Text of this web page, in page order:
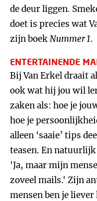
de deur liggen.
doet is precies wat
zijn boekNummer 1.
ENTERTAINENDE
Bij Van Erkel draait
ook wat hij jou wil
zaken als: hoe je
hoe je
alleen ‘saaie’ tips
teasen. En
'Ja, maar mijn
zoveel mails.' Zijn
mensen ben je